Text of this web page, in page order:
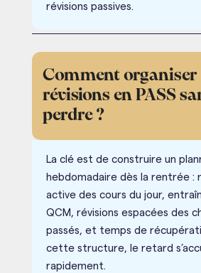
révisions passives.
Comment organiser
révisions en PASS
perdre ?
La clé est de construire un
hebdomadaire dès la rentrée :
active des cours du jour,
QCM, révisions espacées des
passés, et temps de
cette structure, le retard
rapidement.